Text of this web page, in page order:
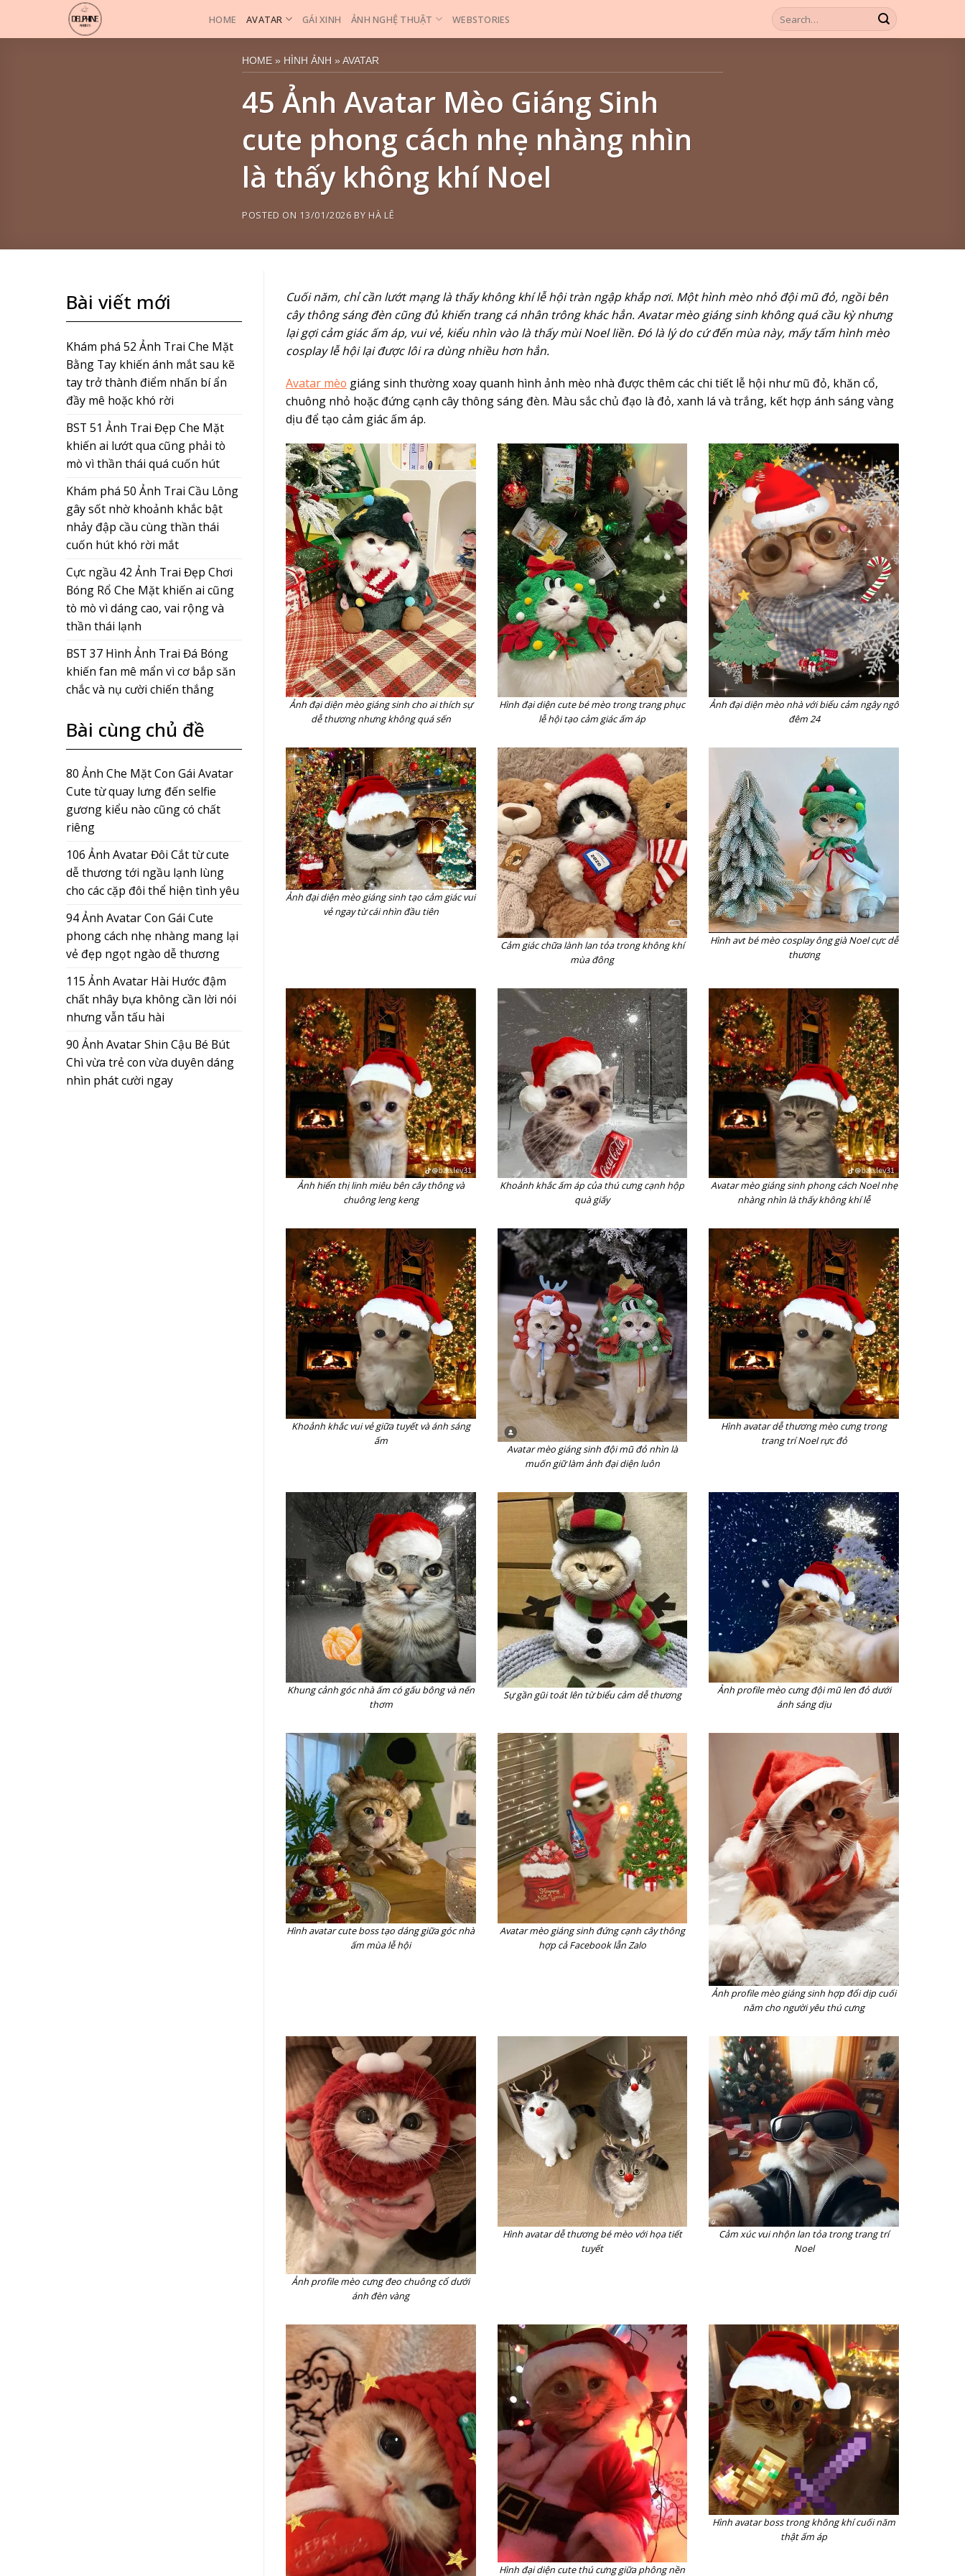
HOME AVATAR GÁI XINH ẢNH NGHỆ THUẬT WEBSTORIES
HOME » HÌNH ẢNH »AVATAR
45 Ảnh Avatar Mèo Giáng Sinh
cute phong cách nhẹ nhàng nhìn
là thấy không khí Noel
POSTED ON 13/01/2026 BY HÀ LÊ
Bài viết mới
Khám phá 52 Ảnh Trai Che Mặt
Bằng Tay khiến ánh mắt sau kẽ
tay trở thành điểm nhấn bí ẩn
đầy mê hoặc khó rời
BST 51 Ảnh Trai Đẹp Che Mặt
khiến ai lướt qua cũng phải tò
mò vì thần thái quá cuốn hút
Khám phá 50 Ảnh Trai Cầu Lông
gây sốt nhờ khoảnh khắc bật
nhảy đập cầu cùng thần thái
cuốn hút khó rời mắt
Cực ngầu 42 Ảnh Trai Đẹp Chơi
Bóng Rổ Che Mặt khiến ai cũng
tò mò vì dáng cao, vai rộng và
thần thái lạnh
BST 37 Hình Ảnh Trai Đá Bóng
khiến fan mê mẩn vì cơ bắp săn
chắc và nụ cười chiến thắng
Bài cùng chủ đề
80 Ảnh Che Mặt Con Gái Avatar
Cute từ quay lưng đến selfie
gương kiểu nào cũng có chất
riêng
106 Ảnh Avatar Đôi Cắt từ cute
dễ thương tới ngầu lạnh lùng
cho các cặp đôi thể hiện tình yêu
94 Ảnh Avatar Con Gái Cute
phong cách nhẹ nhàng mang lại
vẻ đẹp ngọt ngào dễ thương
115 Ảnh Avatar Hài Hước đậm
chất nhây bựa không cần lời nói
nhưng vẫn tấu hài
90 Ảnh Avatar Shin Cậu Bé Bút
Chì vừa trẻ con vừa duyên dáng
nhìn phát cười ngay
Cuối năm, chỉ cần lướt mạng là thấy không khí lễ hội tràn ngập khắp nơi. Một hình mèo nhỏ đội mũ đỏ, ngồi bên
cây thông sáng đèn cũng đủ khiến trang cá nhân trông khác hẳn. Avatar mèo giáng sinh không quá cầu kỳ nhưng
lại gợi cảm giác ấm áp, vui vẻ, kiểu nhìn vào là thấy mùi Noel liền. Đó là lý do cứ đến mùa này, mấy tấm hình mèo
cosplay lễ hội lại được lôi ra dùng nhiều hơn hẳn.
Avatar mèo giáng sinh thường xoay quanh hình ảnh mèo nhà được thêm các chi tiết lễ hội như mũ đỏ, khăn cổ,
chuông nhỏ hoặc đứng cạnh cây thông sáng đèn. Màu sắc chủ đạo là đỏ, xanh lá và trắng, kết hợp ánh sáng vàng
dịu để tạo cảm giác ấm áp.
Ảnh đại diện mèo giáng sinh cho ai thích sự
dễ thương nhưng không quá sến
Hình đại diện cute bé mèo trong trang phục
lễ hội tạo cảm giác ấm áp
Ảnh đại diện mèo nhà với biểu cảm ngây ngô
đêm 24
Ảnh đại diện mèo giáng sinh tạo cảm giác vui
vẻ ngay từ cái nhìn đầu tiên
Cảm giác chữa lành lan tỏa trong không khí
mùa đông
Hình avt bé mèo cosplay ông già Noel cực dễ
thương
Ảnh hiển thị linh miêu bên cây thông và
chuông leng keng
Khoảnh khắc ấm áp của thú cưng cạnh hộp
quà giấy
Avatar mèo giáng sinh phong cách Noel nhẹ
nhàng nhìn là thấy không khí lễ
Khoảnh khắc vui vẻ giữa tuyết và ánh sáng
ấm
Avatar mèo giáng sinh đội mũ đỏ nhìn là
muốn giữ làm ảnh đại diện luôn
Hình avatar dễ thương mèo cưng trong
trang trí Noel rực đỏ
Khung cảnh góc nhà ấm có gấu bông và nến
thơm
Sự gần gũi toát lên từ biểu cảm dễ thương
Ảnh profile mèo cưng đội mũ len đỏ dưới
ánh sáng dịu
Hình avatar cute boss tạo dáng giữa góc nhà
ấm mùa lễ hội
Avatar mèo giáng sinh đứng cạnh cây thông
hợp cả Facebook lẫn Zalo
Ảnh profile mèo giáng sinh hợp đổi dịp cuối
năm cho người yêu thú cưng
Ảnh profile mèo cưng đeo chuông cổ dưới
ánh đèn vàng
Hình avatar dễ thương bé mèo với họa tiết
tuyết
Cảm xúc vui nhộn lan tỏa trong trang trí
Noel
Hình đại diện cute thú cưng giữa phông nền
Hình avatar boss trong không khí cuối năm
thật ấm áp